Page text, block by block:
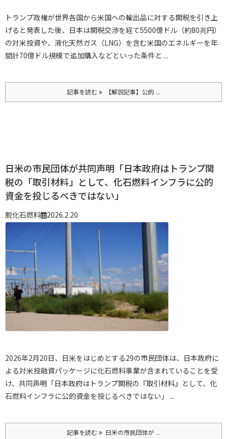
トランプ政権が世界各国から米国への輸出品に対する関税を引き上
げると発表した後、日本は関税交渉を経て5500億ドル（約80兆円）
の対米投資や、液化天然ガス（LNG）を含む米国のエネルギーを年
間計70億ドル規模で追加購入などといった条件と ...
記事を読む 【解説記事】公的 ...
日米の市民団体が共同声明「日本政府はトランプ関
税の「取引材料」として、化石燃料インフラに公的
資金を投じるべきではない」
脱化石燃料 2026.2.20
2026年2月20日、日米をはじめとする29の市民団体は、日本政府に
よる対米投融資パッケージに化石燃料事業が含まれていることを受
け、共同声明「日本政府はトランプ関税の『取引材料』として、化
石燃料インフラに公的資金を投じるべきではない」 ...
記事を読む 日米の市民団体が ...